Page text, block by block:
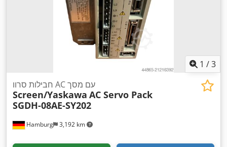
1 /3
Hamburg 3,192 km
חבילות סרוו AC עם מסך
Screen/Yaskawa AC Servo Pack
SGDH-08AE-SY202